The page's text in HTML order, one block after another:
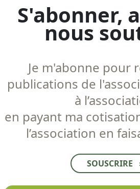
S'abonner,
nous
Je m'abonne pour
publications de
à
en payant ma
l’association en
SOUSCRIRE